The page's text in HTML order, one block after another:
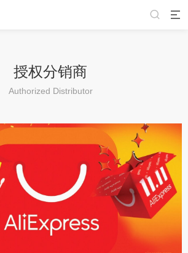
授权分销商
Authorized Distributor